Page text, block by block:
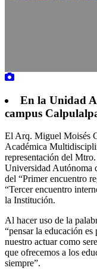
En la Unidad
campus
El Arq. Miguel Moisés
Académica
representación del
Universidad Autónoma
del “Primer encuentro
“Tercer encuentro
la Institución.
Al hacer uso de la
“pensar la educación es
nuestro actuar como
que ofrecemos a los
siempre”.